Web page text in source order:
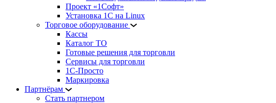
Проект «1Софт»
Установка 1С на Linux
Торговое оборудование
Кассы
Каталог ТО
Готовые решения для торговли
Сервисы для торговли
1С-Просто
Маркировка
Партнёрам
Стать партнером